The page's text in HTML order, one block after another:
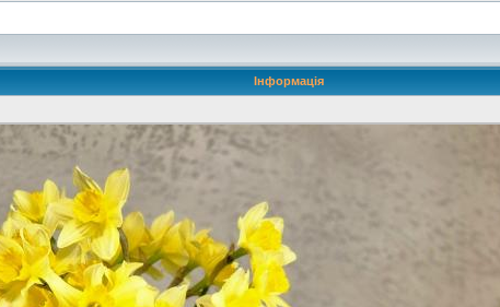
Інформація